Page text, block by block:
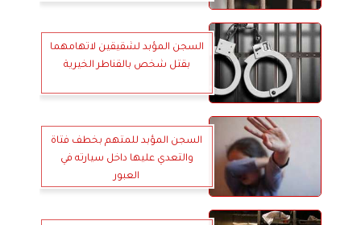
السجن المؤبد لشقيقين لاتهامهما
بقتل شخص بالقناطر الخيرية
السجن المؤبد للمتهم بخطف فتاة
والتعدي عليها داخل سيارته في
العبور